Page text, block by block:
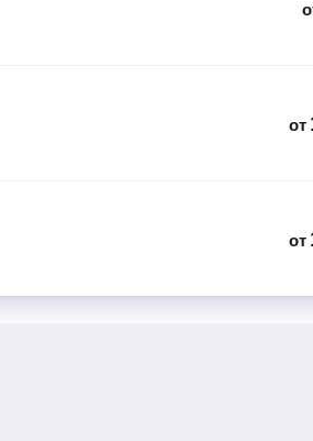
от
от